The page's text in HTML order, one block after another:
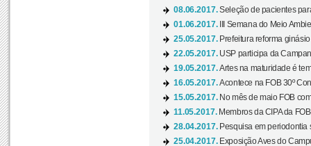
08.06.2017.Seleção de pacientes
01.06.2017.
III Semana do Meio
25.05.2017. Prefeitura reforma
22.05.2017. USP participa da
19.05.2017.Artes na maturidade é
16.05.2017.Acontece na FOB 30º
15.05.2017. No mês de maio FOB
11.05.2017. Membros da CIPA da
28.04.2017. Pesquisa em periodontia
25.04.2017. Exposição Aves do